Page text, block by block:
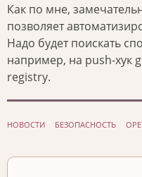
Как по мне,
позволяет
Надо будет поискать
например, на push-хук
registry.
НОВОСТИ БЕЗОПАСНОСТЬ